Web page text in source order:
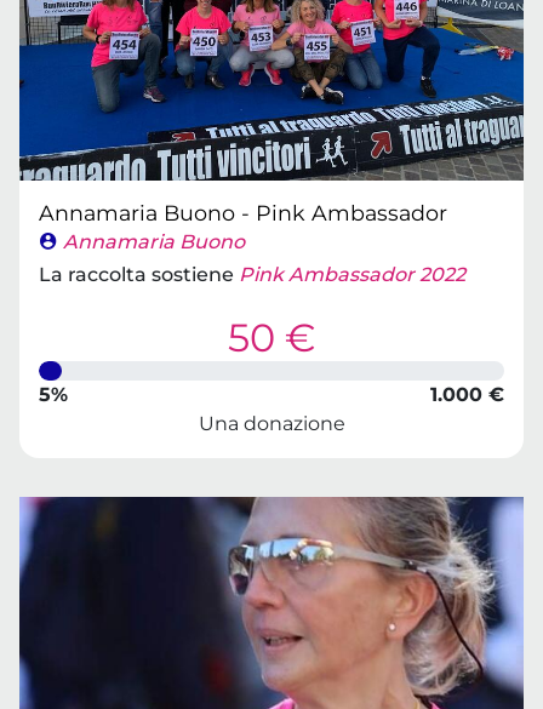
Annamaria Buono - Pink Ambassador
Annamaria Buono
La raccolta sostiene Pink Ambassador 2022
50 €
5%
1.000 €
Una donazione